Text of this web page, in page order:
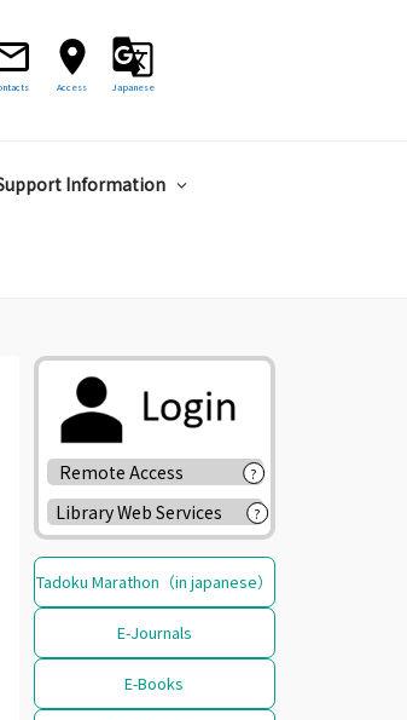
Access Japanese
Information
Remote Access ?
Library Web Services ?
Tadoku Marathon（in japanese）
E-Journals
E-Books